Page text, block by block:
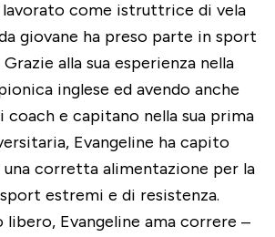
lavorato come istruttrice di vela
giovane ha preso parte in sport
alla sua esperienza nella
inglese ed avendo anche
coach e capitano nella sua prima
Evangeline ha capito
una corretta alimentazione per la
estremi e di resistenza.
libero, Evangeline ama correre –